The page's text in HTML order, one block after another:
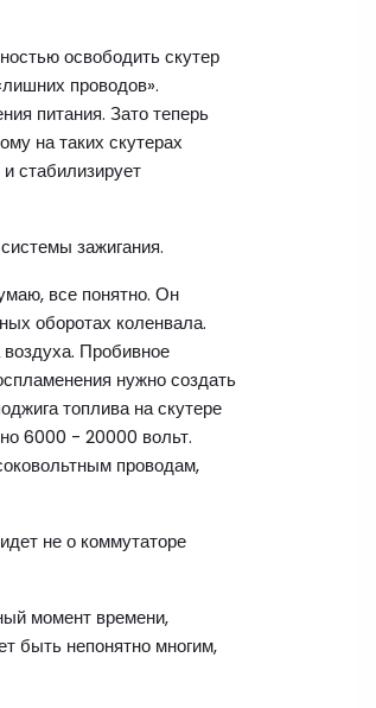
освободить скутер
проводов».
питания. Зато теперь
на таких скутерах
стабилизирует
зажигания.
все понятно. Он
оборотах коленвала.
воздуха. Пробивное
нужно создать
топлива на скутере
6000 - 20000 вольт.
проводам,
не о коммутаторе
момент времени,
быть непонятно многим,